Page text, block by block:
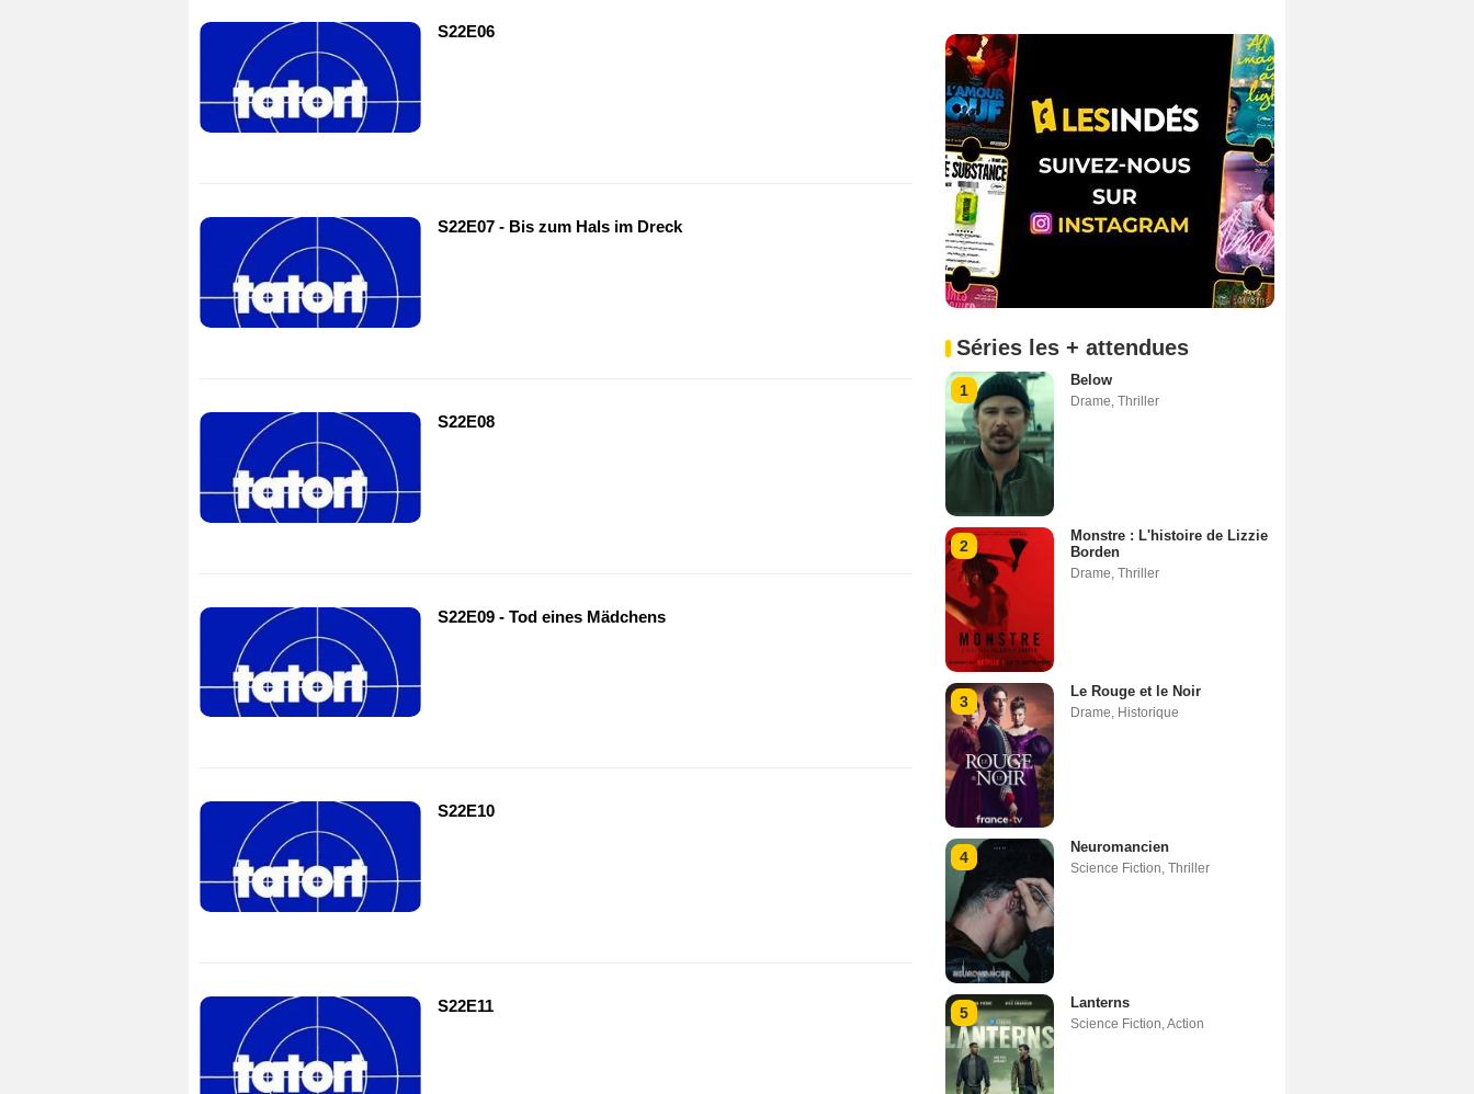
S22E06
S22E07 - Bis zum Hals im Dreck
S22E08
S22E09 - Tod eines Mädchens
S22E10
S22E11
Séries les + attendues
1
Below
Drame Thriller
2
Monstre : L'histoire de Lizzie
Borden
Drame Thriller
3
Le Rouge et le Noir
Drame Historique
4
Neuromancien
Science Fiction Thriller
5
Lanterns
Science Fiction Action